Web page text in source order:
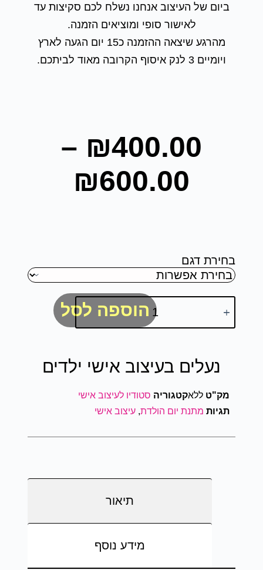
ביום של העיצוב אנחנו נשלח לכם סקיצות עד
לאישור סופי ומוציאים הזמנה.
מהרגע שיצאה ההזמנה כ15 יום הגעה לארץ
ויומיים 3 לנק איסוף הקרובה מאוד לביתכם.
₪400.00
–
₪600.00
בחירת דגם
הוספה לסל
נעלים בעיצוב אישי ילדים
מק"ט ללאקטגוריה סטודיו לעיצוב אישי
תגיות מתנת יום הולדת, עיצוב אישי
תיאור
מידע נוסף